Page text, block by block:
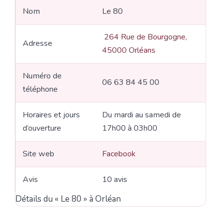
Nom Le 80
Adresse
264 Rue de Bourgogne,
45000 Orléans
Numéro de
téléphone
06 63 84 45 00
Horaires et jours
d’ouverture
Du mardi au samedi de
17h00 à 03h00
Site web Facebook
Avis 10 avis
Détails du « Le 80 » à Orléan